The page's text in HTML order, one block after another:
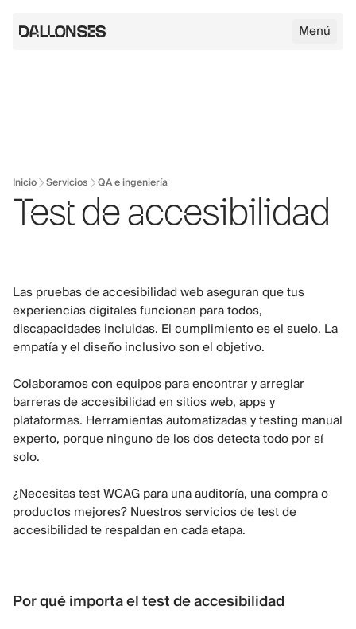
Menú
Inicio Servicios QA e ingeniería
Test de accesibilidad
Las pruebas de accesibilidad web aseguran que tus
experiencias digitales funcionan para todos,
discapacidades incluidas. El cumplimiento es el suelo. La
empatía y el diseño inclusivo son el objetivo.
Colaboramos con equipos para encontrar y arreglar
barreras de accesibilidad en sitios web, apps y
plataformas. Herramientas automatizadas y testing manual
experto, porque ninguno de los dos detecta todo por sí
solo.
¿Necesitas test WCAG para una auditoría, una compra o
productos mejores? Nuestros servicios de test de
accesibilidad te respaldan en cada etapa.
Por qué importa el test de accesibilidad